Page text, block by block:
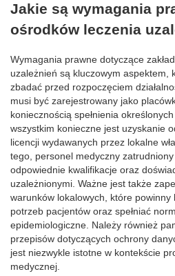
Jakie są wymagania
ośrodków leczenia
Wymagania prawne dotyczące
uzależnień są kluczowym aspektem,
zbadać przed rozpoczęciem
musi być zarejestrowany jako
koniecznością spełnienia
wszystkim konieczne jest uzyskanie
licencji wydawanych przez lokalne
tego, personel medyczny
odpowiednie kwalifikacje oraz
uzależnionymi. Ważne jest także
warunków lokalowych, które powinny
potrzeb pacjentów oraz spełniać
epidemiologiczne. Należy również
przepisów dotyczących ochrony
jest niezwykle istotne w kontekście
medycznej.